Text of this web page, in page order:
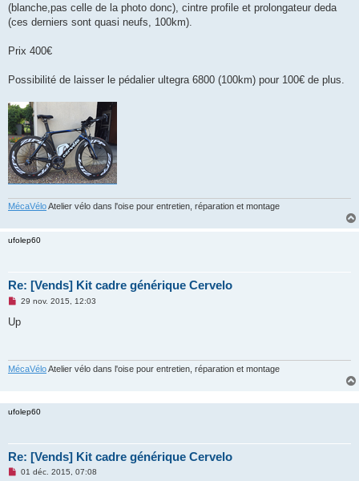
l
u
(blanche,pas celle de la photo donc), cintre profile et prolongateur deda
(ces derniers sont quasi neufs, 100km).
Prix 400€
Possibilité de laisser le pédalier ultegra 6800 (100km) pour 100€ de plus.
MécaVéloAtelier vélo dans l'oise pour entretien, réparation et montage
ufolep60
Re: [Vends] Kit cadre générique Cervelo
M
s
n
u
29 nov. 2015, 12:03
Up
MécaVéloAtelier vélo dans l'oise pour entretien, réparation et montage
ufolep60
Re: [Vends] Kit cadre générique Cervelo
M01 déc. 2015, 07:08